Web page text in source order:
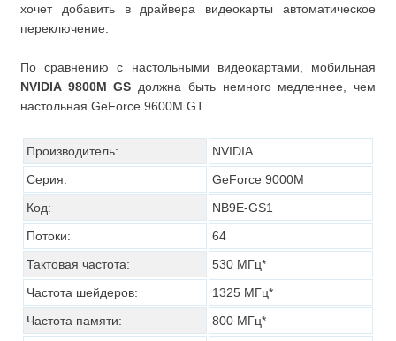
хочет добавить в драйвера видеокарты автоматическое
переключение.
По сравнению с настольными видеокартами, мобильная
NVIDIA 9800M GS должна быть немного медленнее, чем
настольная GeForce 9600M GT.
Производитель:
NVIDIA
Серия:
GeForce 9000M
Код:
NB9E-GS1
Потоки:
64
Тактовая частота:
530 МГц*
Частота шейдеров:
1325 МГц*
Частота памяти:
800 МГц*